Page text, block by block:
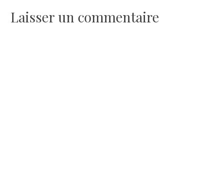
l’article
Laisser un commentaire